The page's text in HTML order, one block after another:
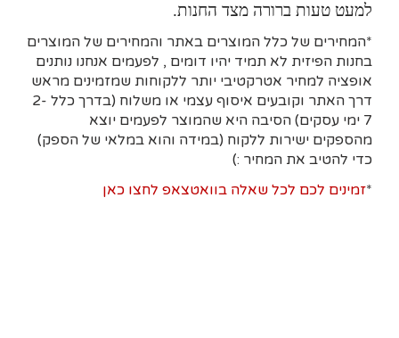
למעט טעות ברורה מצד החנות.
*המחירים של כלל המוצרים באתר והמחירים של המוצרים
בחנות הפיזית לא תמיד יהיו דומים , לפעמים אנחנו נותנים
אופציה למחיר אטרקטיבי יותר ללקוחות שמזמינים מראש
דרך האתר וקובעים איסוף עצמי או משלוח (בדרך כלל 2-
7 ימי עסקים)
הסיבה היא שהמוצר לפעמים יוצא
מהספקים ישירות ללקוח (במידה והוא במלאי של הספק)
כדי להטיב את המחיר :)
*זמינים לכם לכל שאלה בוואטצאפ לחצו כאן